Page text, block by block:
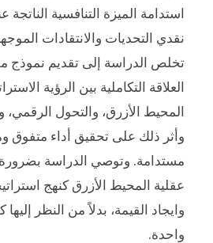
استدامة الميزة التنافسية الناتجة
نقدي التحديات والانتقادات
تخلص الدراسة إلى تقديم نموذج
العلاقة التكاملية بين الرؤية
المحيط الأزرق، والتحول الرقمي،
وأثر ذلك على تحقيق أداء متفوق
مستدامة. وتوصي الدراسة بضرورة
عقلية المحيط الأزرق كنهج
وايجاد القيمة، بدلاً من النظر
واحدة.